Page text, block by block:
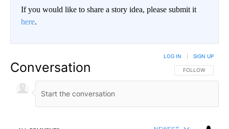
If you would like to share a story idea, please submit it
here.
Conversation FOLLOW THIS
FOLLOW
LOG IN SIGN UP